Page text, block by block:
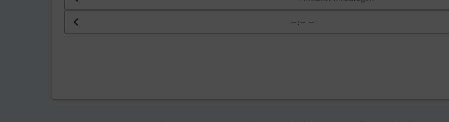
Uhrzeit der Hinfahrt